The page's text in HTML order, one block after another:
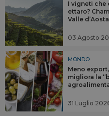
I vigneti che
ettaro?
Valle d’Aosta
03 Agosto
MONDO
Meno
migliora la
31 Luglio